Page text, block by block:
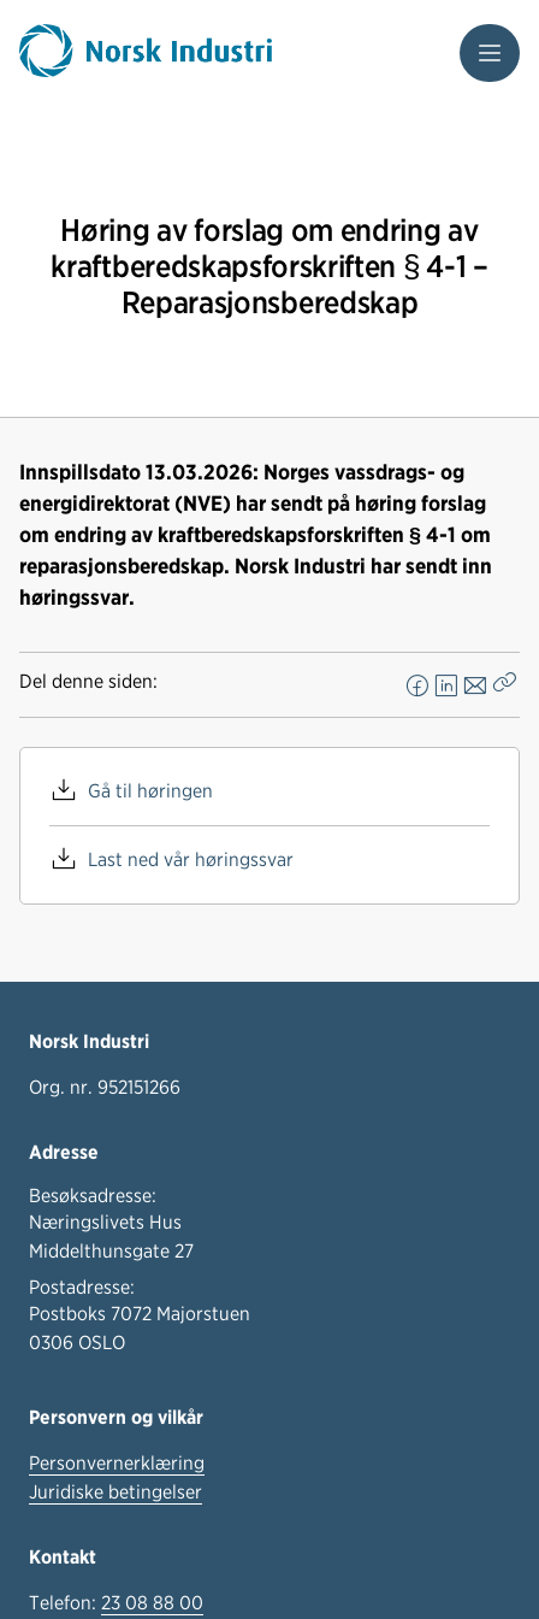
Meny
Høring av forslag om endring av
kraftberedskapsforskriften § 4-1 –
Reparasjonsberedskap
Innspillsdato 13.03.2026: Norges vassdrags- og
energidirektorat (NVE) har sendt på høring forslag
om endring av kraftberedskapsforskriften § 4-1 om
reparasjonsberedskap. Norsk Industri har sendt inn
høringssvar.
Del denne siden:
F
a
c
k
L
i
n
n
E
-
p
Gå til høringen
Last ned vår høringssvar
Norsk Industri
Org. nr. 952151266
Adresse
Besøksadresse:
Næringslivets Hus
Middelthunsgate 27
Postadresse:
Postboks 7072 Majorstuen
0306 OSLO
Personvern og vilkår
Personvernerklæring
Juridiske betingelser
Kontakt
Telefon: 23 08 88 00